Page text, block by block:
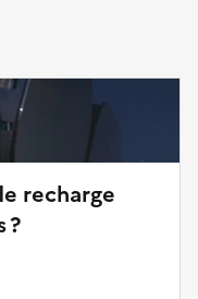
recharge
?